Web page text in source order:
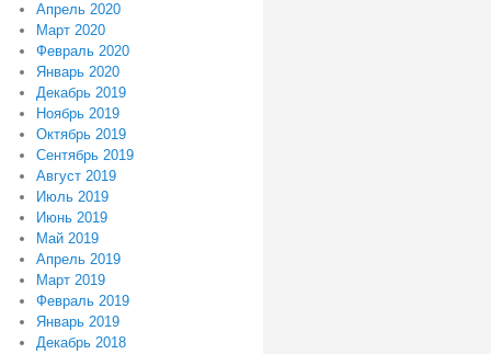
Апрель 2020
Март 2020
Февраль 2020
Январь 2020
Декабрь 2019
Ноябрь 2019
Октябрь 2019
Сентябрь 2019
Август 2019
Июль 2019
Июнь 2019
Май 2019
Апрель 2019
Март 2019
Февраль 2019
Январь 2019
Декабрь 2018